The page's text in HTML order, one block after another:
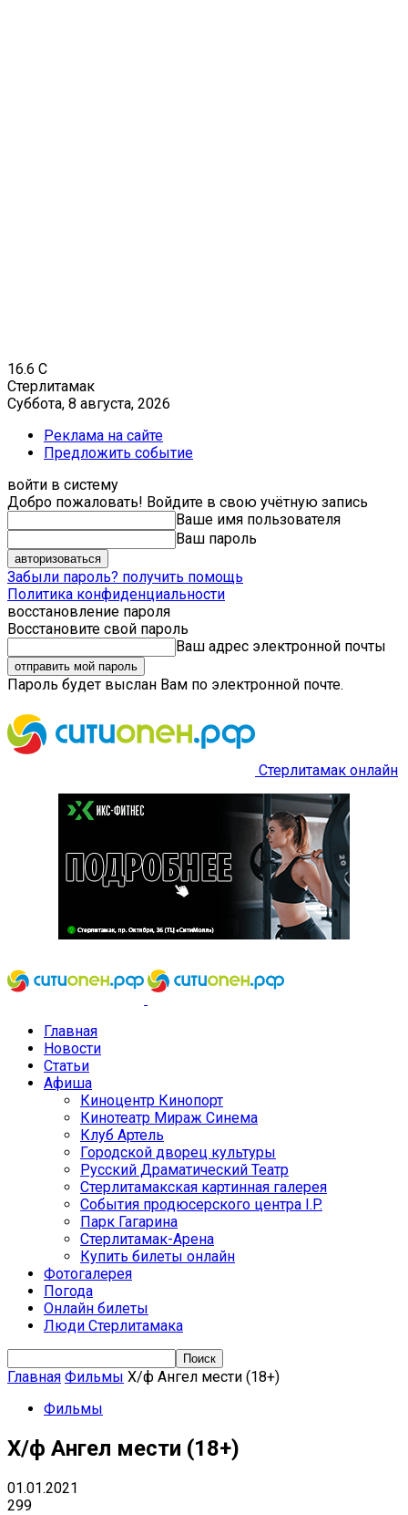
16.6 C
Стерлитамак
Суббота, 8 августа, 2026
Реклама на сайте
Предложить событие
войти в систему
Добро пожаловать! Войдите в свою учётную запись
Ваше имя пользователя
Ваш пароль
Забыли пароль? получить помощь
Политика конфиденциальности
восстановление пароля
Восстановите свой пароль
Ваш адрес электронной почты
Пароль будет выслан Вам по электронной почте.
Стерлитамак онлайн
Главная
Новости
Статьи
Афиша
Киноцентр Кинопорт
Кинотеатр Мираж Синема
Клуб Артель
Городской дворец культуры
Русский Драматический Театр
Стерлитамакская картинная галерея
События продюсерского центра I.P.
Парк Гагарина
Стерлитамак-Арена
Купить билеты онлайн
Фотогалерея
Погода
Онлайн билеты
Люди Стерлитамака
Главная Фильмы Х/ф Ангел мести (18+)
Фильмы
Х/ф Ангел мести (18+)
01.01.2021
299